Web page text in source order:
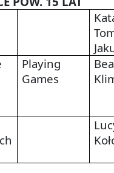
Playing
Games